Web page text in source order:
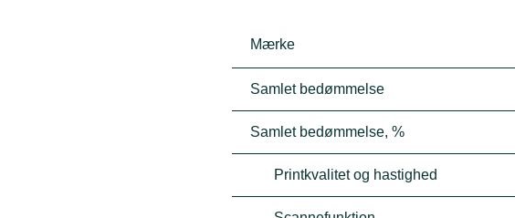
Mærke
Samlet bedømmelse
Samlet bedømmelse, %
Printkvalitet og hastighed